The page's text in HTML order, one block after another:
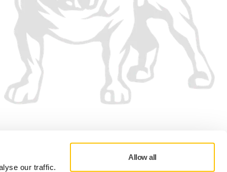
our traffic.
Allow all